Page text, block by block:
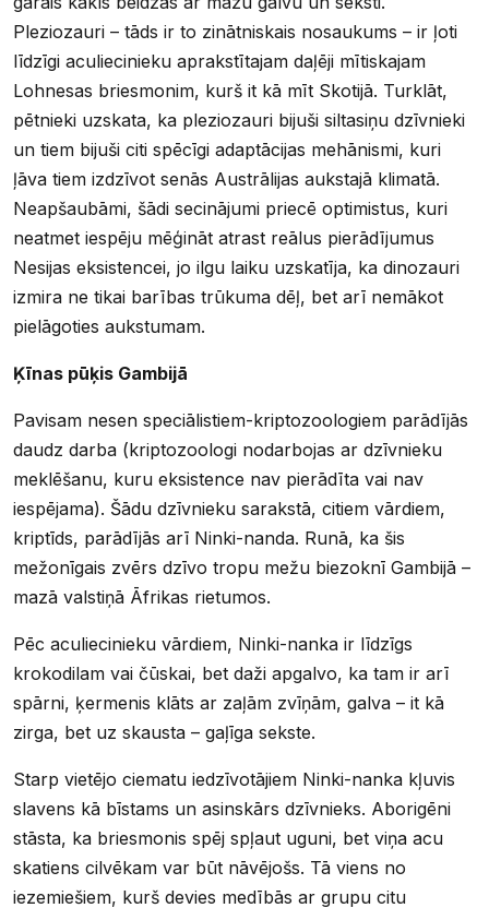
Pleziozauri – tāds ir to zinātniskais nosaukums – ir ļoti
līdzīgi aculiecinieku aprakstītajam daļēji mītiskajam
Lohnesas briesmonim, kurš it kā mīt Skotijā. Turklāt,
pētnieki uzskata, ka pleziozauri bijuši siltasiņu dzīvnieki
un tiem bijuši citi spēcīgi adaptācijas mehānismi, kuri
ļāva tiem izdzīvot senās Austrālijas aukstajā klimatā.
Neapšaubāmi, šādi secinājumi priecē optimistus, kuri
neatmet iespēju mēģināt atrast reālus pierādījumus
Nesijas eksistencei, jo ilgu laiku uzskatīja, ka dinozauri
izmira ne tikai barības trūkuma dēļ, bet arī nemākot
pielāgoties aukstumam.
Ķīnas pūķis Gambijā
Pavisam nesen speciālistiem-kriptozoologiem parādījās
daudz darba (kriptozoologi nodarbojas ar dzīvnieku
meklēšanu, kuru eksistence nav pierādīta vai nav
iespējama). Šādu dzīvnieku sarakstā, citiem vārdiem,
kriptīds, parādījās arī Ninki-nanda. Runā, ka šis
mežonīgais zvērs dzīvo tropu mežu biezoknī Gambijā –
mazā valstiņā Āfrikas rietumos.
Pēc aculiecinieku vārdiem, Ninki-nanka ir līdzīgs
krokodilam vai čūskai, bet daži apgalvo, ka tam ir arī
spārni, ķermenis klāts ar zaļām zvīņām, galva – it kā
zirga, bet uz skausta – gaļīga sekste.
Starp vietējo ciematu iedzīvotājiem Ninki-nanka kļuvis
slavens kā bīstams un asinskārs dzīvnieks. Aborigēni
stāsta, ka briesmonis spēj spļaut uguni, bet viņa acu
skatiens cilvēkam var būt nāvējošs. Tā viens no
iezemiešiem, kurš devies medībās ar grupu citu